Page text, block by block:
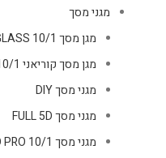
מגני מסך
מגן מסך GLASS 10/1
מגן מסך קוריאני 10/1
מגני מסך DIY
מגני מסך FULL 5D
מגני מסך FULL 5D HD PRO 10/1